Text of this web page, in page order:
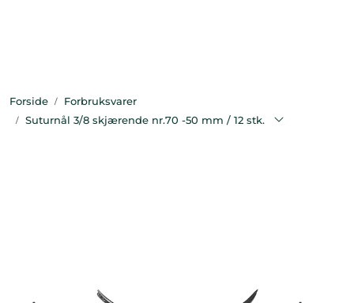
Forside
Forbruksvarer
Suturnål 3/8 skjærende nr.70 -50 mm / 12 stk.
Diagnostikk